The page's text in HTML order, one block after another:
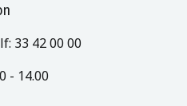
33 42 00 00
- 14.00